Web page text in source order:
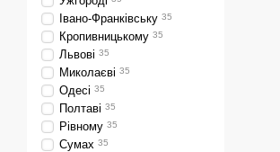
Івано-Франківську 35
Кропивницькому 35
Львові 35
Миколаєві 35
Одесі 35
Полтаві 35
Рівному 35
Сумах 35